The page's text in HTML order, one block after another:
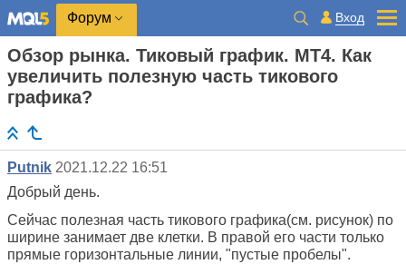
Форум Вход
Обзор рынка. Тиковый график. МТ4. Как
увеличить полезную часть тикового
графика?
Putnik 2021.12.22 16:51
Добрый день.
Сейчас полезная часть тикового графика(см. рисунок) по
ширине занимает две клетки. В правой его части только
прямые горизонтальные линии, "пустые пробелы".